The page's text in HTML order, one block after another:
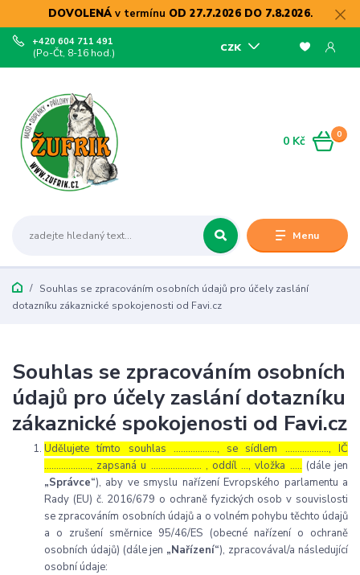
DOVOLENÁv termínu OD 27.7.2026 DO 7.8.2026.
Menu
CZK
+420 604 711 491
(Po-Čt, 8-16 hod.)
0
0 Kč
Souhlas se zpracováním osobních údajů pro účely zaslání
dotazníku zákaznické spokojenosti od Favi.cz
Souhlas se zpracováním osobních
údajů pro účely zaslání dotazníku
zákaznické spokojenosti od Favi.cz
Udělujete tímto souhlas ……………..., se sídlem ………………, IČ
………………., zapsaná u ………………… , oddíl …, vložka ….. (dále jen
„Správce“), aby ve smyslu nařízení Evropského parlamentu a
Rady (EU) č. 2016/679 o ochraně fyzických osob v souvislosti
se zpracováním osobních údajů a o volném pohybu těchto údajů
a o zrušení směrnice 95/46/ES (obecné nařízení o ochraně
osobních údajů) (dále jen „Nařízení“), zpracovával/a následující
osobní údaje: